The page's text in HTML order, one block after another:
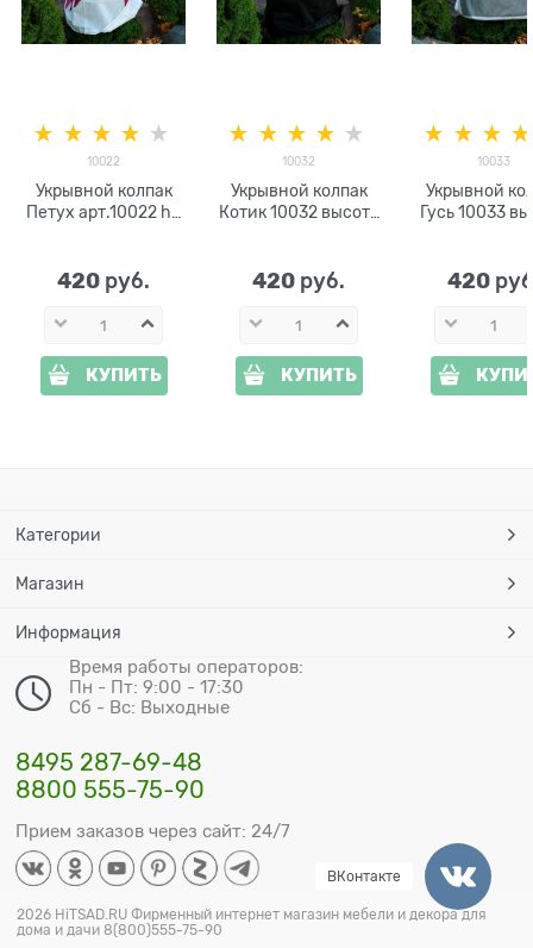
10022
Укрывной колпак
Петух арт.10022 h=
420 руб.
КУПИТЬ
10032
Укрывной колпак
Котик 10032 высота
420 руб.
КУПИТЬ
10033
Укрывной
Гусь 10033
420
Категории
Магазин
Информация
Время работы операторов:
Пн - Пт: 9:00 - 17:30
Сб - Вс: Выходные
8495 287-69-48
8800 555-75-90
Прием заказов через сайт: 24/7
2026 HiTSAD.RU Фирменный интернет магазин мебели и декора для
дома и дачи 8(800)555-75-90
ВКонтакте